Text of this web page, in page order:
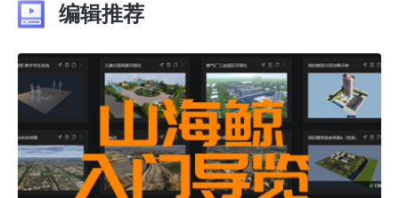
编辑推荐